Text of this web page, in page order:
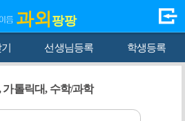
과외 팡팡
선생님등록 학생등록
가톨릭대, 수학/과학